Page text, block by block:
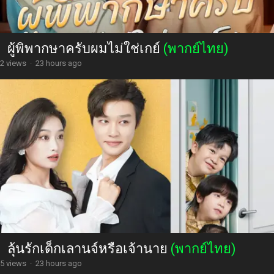
ผู้พิพากษาครับผมไม่ใช่เกย์ (พากย์ไทย)
2 views · 23 hours ago
ลุ้นรักเด็กเลานจ์หรือเจ้านาย (พากย์ไทย)
5 views · 23 hours ago